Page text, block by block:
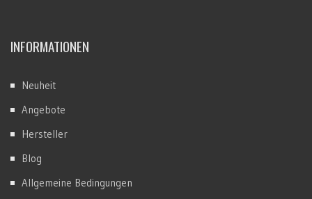
INFORMATIONEN
Neuheit
Angebote
Hersteller
Blog
Allgemeine Bedingungen